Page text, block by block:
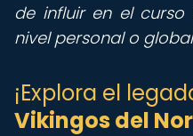
de influir en el
nivel personal o
¡Explora el
Vikingos del